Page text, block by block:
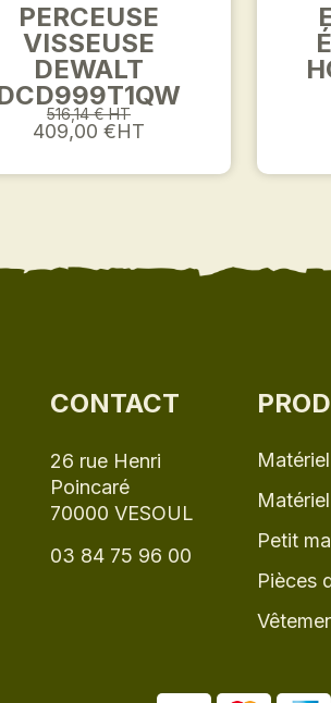
PERCEUSE
VISSEUSE
DEWALT
516,14 € HT
409,00 €HT
CONTACT
26 rue Henri
Poincaré
70000 VESOUL
03 84 75 96 00
Petit
Pièces